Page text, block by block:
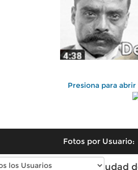
Presiona para
Fotos por Usuario:
Fotos antiguas de Ciudad